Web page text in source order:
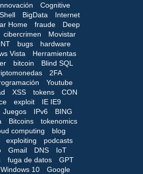
Cognitive
BigData
Internet
Home fraude
Deep
cibercrimen
Movistar
bugs
hardware
Vista
Herramientas
bitcoin
Blind SQL
2FA
Youtube
XSS tokens
CON
exploit
IE IE9
Juegos IPv6
BING
Bitcoins
tokenomics
computing
blog
exploiting
podcasts
Gmail DNS
IoT
fuga de datos
GPT
Windows 10
Google